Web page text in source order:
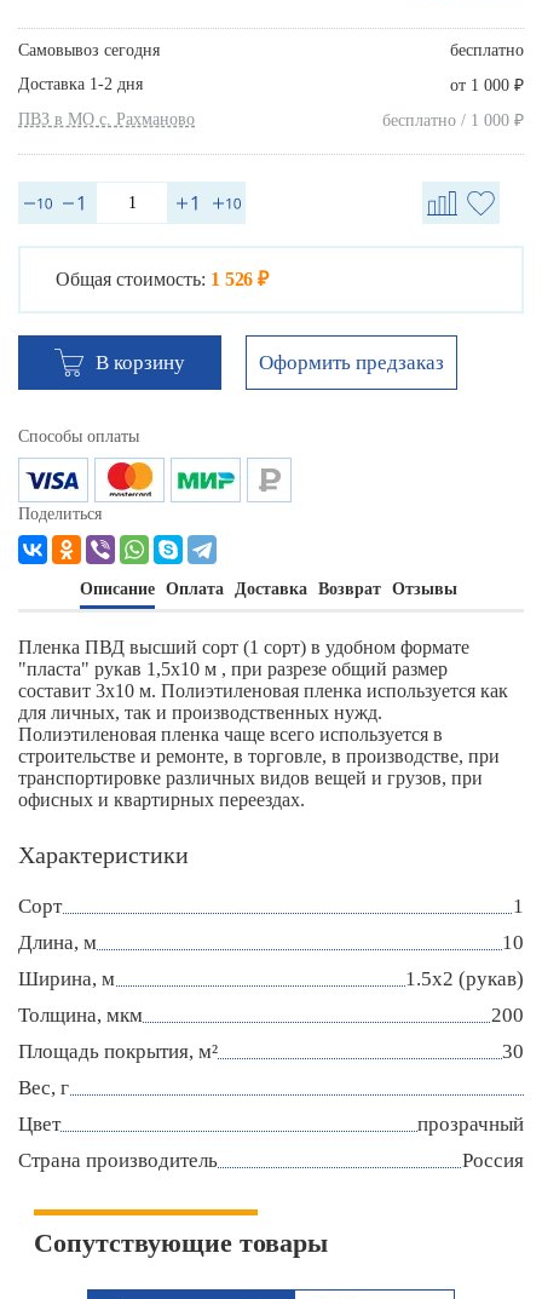
Самовывоз сегодня
бесплатно
Доставка 1-2 дня
от 1 000 ₽
ПВЗ в МО с. Рахманово бесплатно / 1 000 ₽
Общая стоимость: 1 526 ₽
В корзину Оформить предзаказ
Способы оплаты
Поделиться
Описание Оплата Доставка Возврат Отзывы
Пленка ПВД высший сорт (1 сорт) в удобном формате
"пласта" рукав 1,5х10 м , при разрезе общий размер
составит 3х10 м. Полиэтиленовая пленка используется как
для личных, так и производственных нужд.
Полиэтиленовая пленка чаще всего используется в
строительстве и ремонте, в торговле, в производстве, при
транспортировке различных видов вещей и грузов, при
офисных и квартирных переездах.
Характеристики
Сорт
1
Длина, м
10
Ширина, м
1.5х2 (рукав)
Толщина, мкм
200
Площадь покрытия, м²
30
Вес, г
Цвет
прозрачный
Страна производитель
Россия
Сопутствующие товары